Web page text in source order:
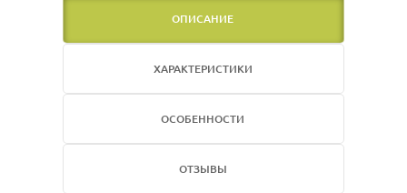
ОПИСАНИЕ
ХАРАКТЕРИСТИКИ
ОСОБЕННОСТИ
ОТЗЫВЫ